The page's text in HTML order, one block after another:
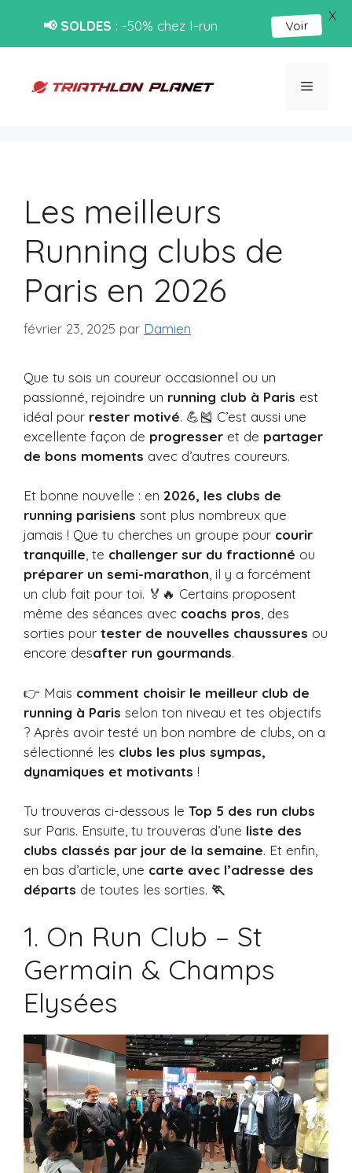
contenu
Menu
Les meilleurs
Running clubs de
Paris en 2026
février 23, 2025 par Damien
Que tu sois un coureur occasionnel ou un
passionné, rejoindre un running club à Paris est
idéal pour rester motivé. 💪🎽 C’est aussi une
excellente façon de progresser et de partager
de bons moments avec d’autres coureurs.
Et bonne nouvelle : en 2026, les clubs de
running parisiens sont plus nombreux que
jamais ! Que tu cherches un groupe pour courir
tranquille , te challenger sur du fractionné ou
préparer un semi-marathon , il y a forcément
un club fait pour toi. 🏅🔥 Certains proposent
même des séances avec coachs pros , des
sorties pour tester de nouvelles chaussures ou
encore desafter run gourmands.
👉 Mais comment choisir le meilleur club de
running à Paris selon ton niveau et tes objectifs
? Après avoir testé un bon nombre de clubs, on a
sélectionné les clubs les plus sympas,
dynamiques et motivants !
Tu trouveras ci-dessous le Top 5 des run clubs
sur Paris. Ensuite, tu trouveras d’une liste des
clubs classés par jour de la semaine. Et enfin,
en bas d’article, une carte avec l’adresse des
départs de toutes les sorties. 🏃
1. On Run Club – St
Germain & Champs
Elysées
📢 SOLDES : -50% chez I-run Voir
X